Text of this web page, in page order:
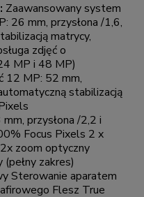
Zaawansowany system
26 mm, przysłona /1,6,
matrycy,
zdjęć o
MP i 48 MP)
12 MP: 52 mm,
stabilizacją
przysłona /2,2 i
Focus Pixels 2 x
zoom optyczny
zakres)
Sterowanie aparatem
Flesz True